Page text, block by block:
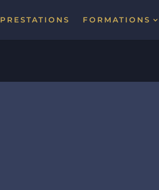
PRESTATIONS FORMATIONS